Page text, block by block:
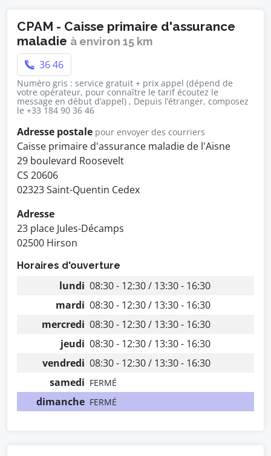
CPAM - Caisse primaire d'assurance
maladie à environ 15 km
36 46
Numéro gris : service gratuit + prix appel (dépend de
votre opérateur, pour connaître le tarif écoutez le
message en début d’appel) , Depuis l’étranger, composez
le +33 184 90 36 46
Adresse postale pour envoyer des courriers
Caisse primaire d'assurance maladie de l'Aisne
29 boulevard Roosevelt
CS 20606
02323 Saint-Quentin Cedex
Adresse
23 place Jules-Décamps
02500 Hirson
Horaires d'ouverture
lundi 08:30 - 12:30 / 13:30 - 16:30
mardi 08:30 - 12:30 / 13:30 - 16:30
mercredi 08:30 - 12:30 / 13:30 - 16:30
jeudi 08:30 - 12:30 / 13:30 - 16:30
vendredi 08:30 - 12:30 / 13:30 - 16:30
samedi FERMÉ
dimanche FERMÉ